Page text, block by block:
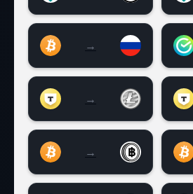
→
Биткоин (BTC) на
→
T-bank (Tinkoff) RUBT-
→
Bitcoin (BTC) на